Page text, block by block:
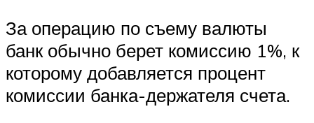
За операцию по съему валюты
банк обычно берет комиссию 1%, к
которому добавляется процент
комиссии банка-держателя счета.